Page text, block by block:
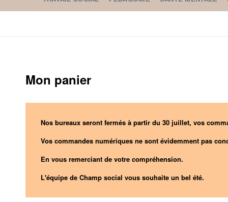
Mon panier
Nos bureaux seront fermés à partir du 30 juillet, vos
Vos commandes numériques ne sont évidemment pas
En vous remerciant de votre compréhension.
L'équipe de Champ social vous souhaite un bel été.